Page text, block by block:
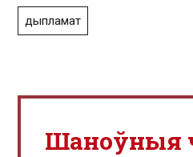
дыпламат
Шаноўныя